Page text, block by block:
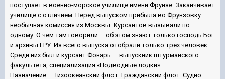
поступает в военно-морское училище имени Фрунзе. Заканчивает
училище с отличием. Перед выпуском прибыла во Фрунзовку
необычная комиссия из Москвы. Курсантов вызывали по
одному. О чем там говорили — об этом знают только господь Бог
и архивы ГРУ. Из всего выпуска отобрали только трех человек.
Среди них был и курсант Фонарь — выпускник штурманского
факультета, специализация «Подводные лодки».
Назначение — Тихоокеанский флот. Гражданский флот. Судно